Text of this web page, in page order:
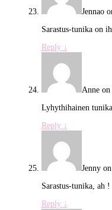
Jennao
Sarastus-tunika on
Reply ↓
Anneon
Lyhythihainen
Reply ↓
Jennyon
Sarastus-tunika, ah !
Reply ↓